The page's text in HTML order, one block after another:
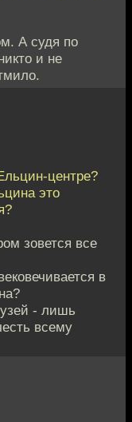
А судя по
и не
центре?
это
зовется все
в
- лишь
всему